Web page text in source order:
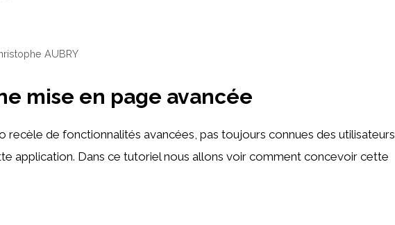
AUBRY
mise en page avancée
recèle de fonctionnalités avancées, pas toujours connues des utilisateurs
application. Dans ce tutoriel nous allons voir comment concevoir cette